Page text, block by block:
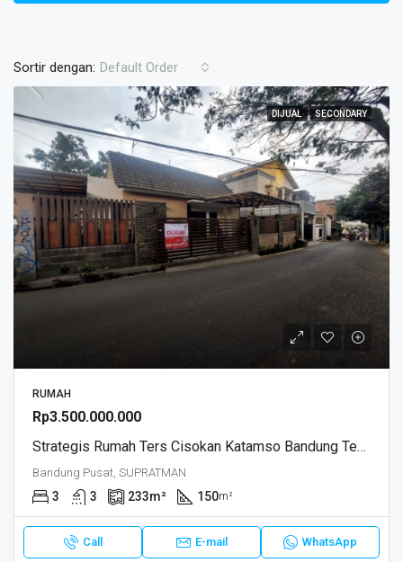
Sortir dengan: Default Order
DIJUAL SECONDARY
RUMAH
Rp3.500.000.000
Strategis Rumah Ters Cisokan Katamso Bandung Tengah
Bandung Pusat, SUPRATMAN
3 3 233m² 150m²
Call E-mail WhatsApp